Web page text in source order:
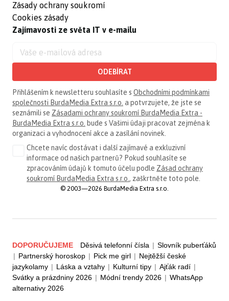
Zásady ochrany soukromí
Cookies zásady
Zajímavosti ze světa IT v e-mailu
ODEBÍRAT
Přihlášením k newsletteru souhlasíte s Obchodními podmínkami
společnosti BurdaMedia Extra s.r.o. a potvrzujete, že jste se
seznámili se Zásadami ochrany soukromí BurdaMedia Extra -
BurdaMedia Extra s.r.o. bude s Vašimi údaji pracovat zejména k
organizaci a vyhodnocení akce a zasílání novinek.
Chcete navíc dostávat i další zajímavé a exkluzivní
informace od našich partnerů? Pokud souhlasíte se
zpracováním údajů k tomuto účelu podle Zásad ochrany
soukromí BurdaMedia Extra s.r.o., zaškrtněte toto pole.
© 2003—2026 BurdaMedia Extra s.r.o.
DOPORUČUJEME Děsivá telefonní čísla | Slovník puberťáků
| Partnerský horoskop | Pick me girl | Nejtěžší české
jazykolamy | Láska a vztahy | Kulturní tipy | Ajťák radí |
Svátky a prázdniny 2026 | Módní trendy 2026 | WhatsApp
alternativy 2026